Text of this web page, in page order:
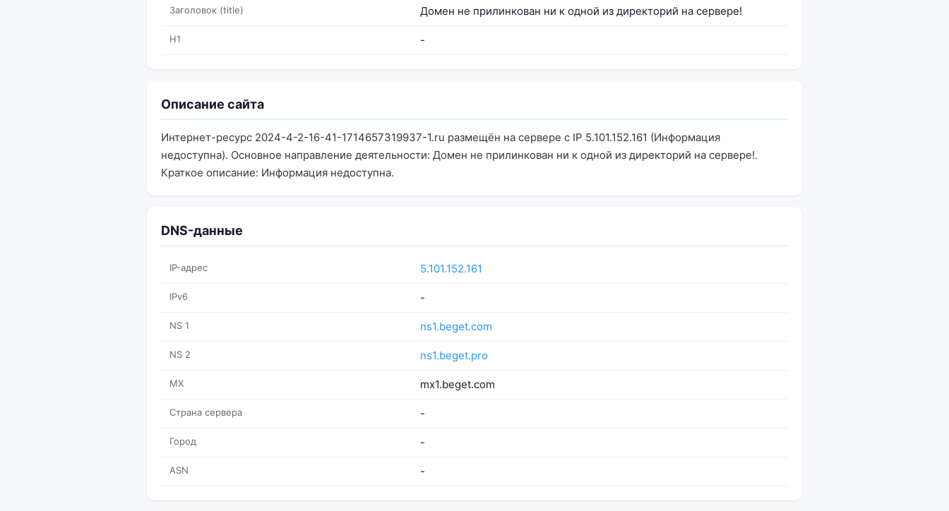
Заголовок (title) Домен не прилинкован ни к одной из директорий на сервере!
H1 -
Описание сайта
Интернет-ресурс 2024-4-2-16-41-1714657319937-1.ru размещён на сервере с IP 5.101.152.161 (Информация
недоступна). Основное направление деятельности: Домен не прилинкован ни к одной из директорий на сервере!.
Краткое описание: Информация недоступна.
DNS-данные
IP-адрес 5.101.152.161
IPv6 -
NS 1 ns1.beget.com
NS 2 ns1.beget.pro
MX mx1.beget.com
Страна сервера -
Город -
ASN -